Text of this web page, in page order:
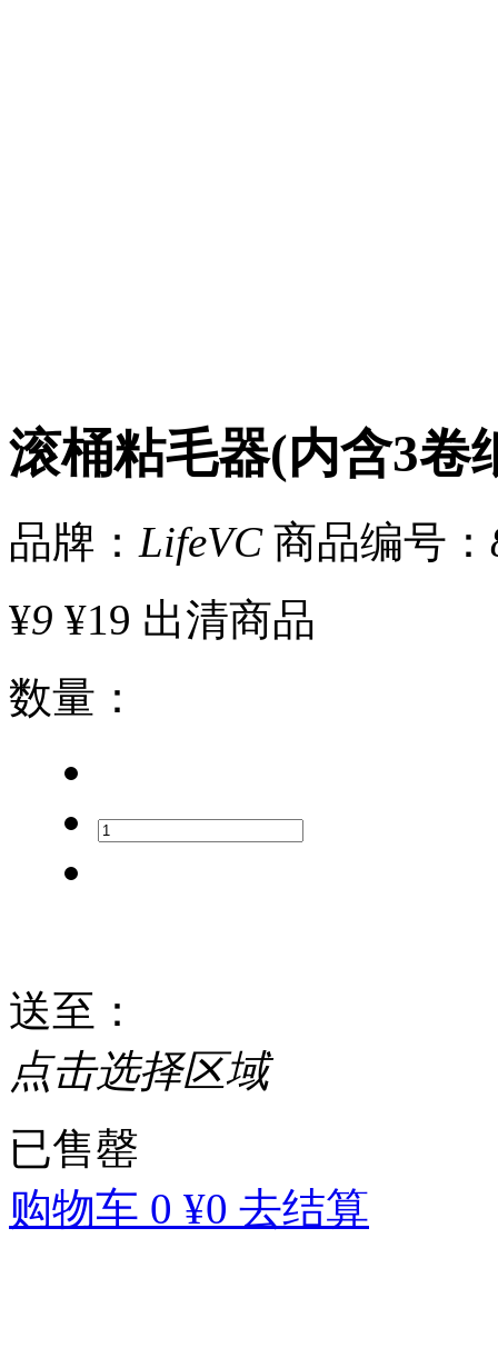
滚桶粘毛器(内含3卷
品牌： LifeVC 商品编号：
¥9 ¥19 出清商品
数量 ：
送至 ：
点击选择区域
已售罄
购物车 0 ¥0 去结算